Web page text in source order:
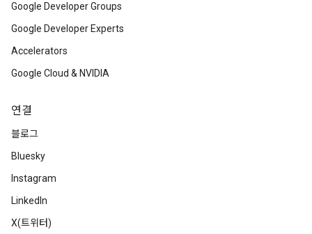
Google Developer Groups
Google Developer Experts
Accelerators
Google Cloud & NVIDIA
연결
블로그
Bluesky
Instagram
LinkedIn
X(트위터)